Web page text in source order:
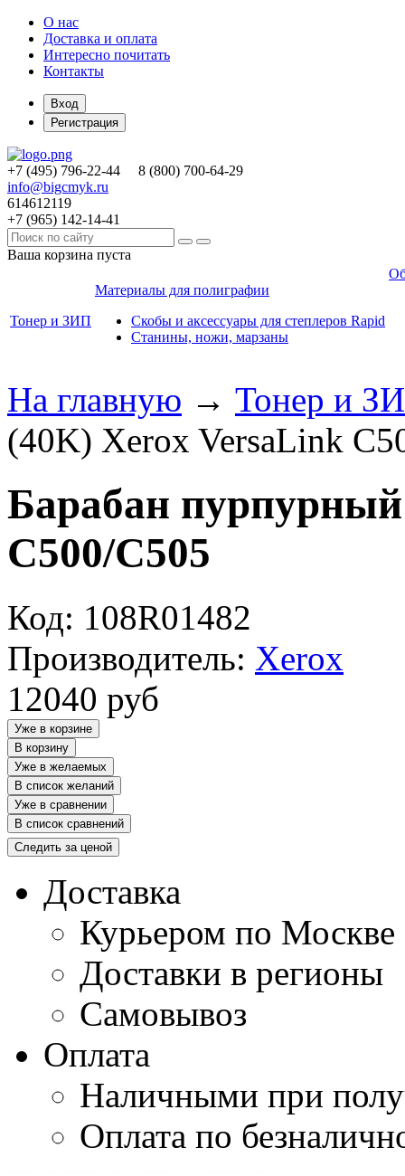
О нас
Доставка и оплата
Интересно почитать
Контакты
Вход
Регистрация
+7 (495) 796-22-44 8 (800) 700-64-29
info@bigcmyk.ru
614612119
+7 (965) 142-14-41
Ваша корзина пуста
Тонер и ЗИП
Материалы для полиграфии
Скобы и аксессуары для степлеров Rapid
Станины, ножи, марзаны
На главную → Тонер и
(40K) Xerox VersaLink
Барабан
C500/C505
Код: 108R01482
Производитель: Xerox
12040 руб
Уже в корзине
В корзину
Уже в желаемых
В список желаний
Уже в сравнении
В список сравнений
Следить за ценой
Доставка
Курьером по Москве
Доставки в регионы
Самовывоз
Оплата
Наличными при
Оплата по